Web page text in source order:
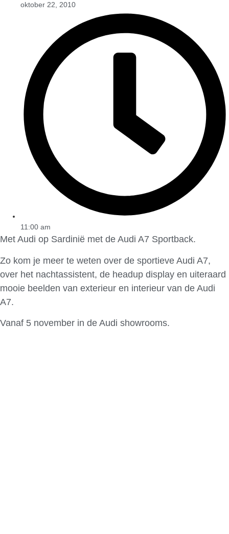
oktober 22, 2010
11:00 am
Met Audi op Sardinië met de Audi A7 Sportback.
Zo kom je meer te weten over de sportieve Audi A7,
over het nachtassistent, de headup display en uiteraard
mooie beelden van exterieur en interieur van de Audi
A7.
Vanaf 5 november in de Audi showrooms.